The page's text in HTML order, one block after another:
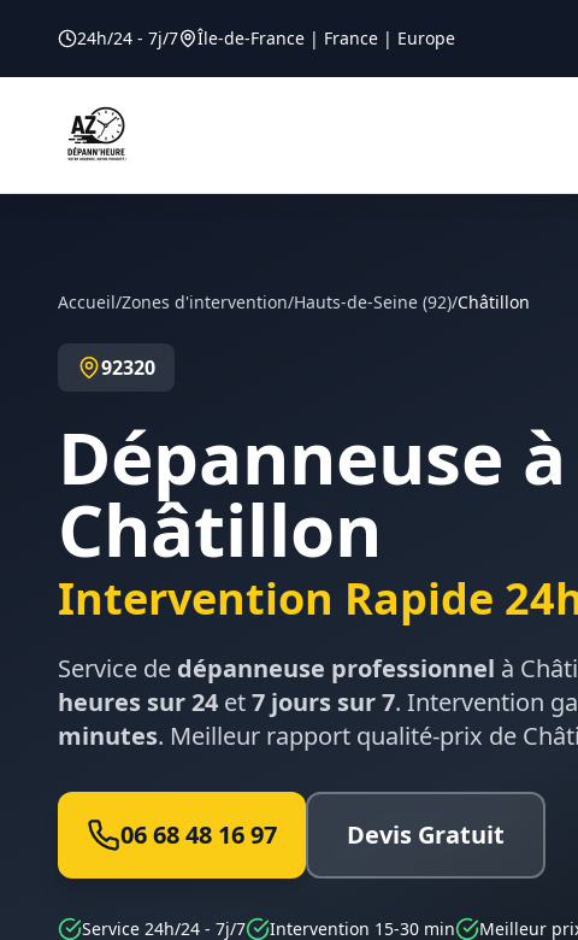
24h/24 - 7j/7 Île-de-France | France | Europe
Accueil/Zones d'intervention/Hauts-de-Seine (92)/Châtillon
92320
Dépanneuse à
Châtillon
Intervention Rapide
Service de dépanneuse professionnel à
heures sur 24 et7 jours sur 7. Intervention
minutes. Meilleur rapport qualité-prix de
06 68 48 16 97 Devis Gratuit
Service 24h/24 - 7j/7 Intervention 15-30 min Meilleur